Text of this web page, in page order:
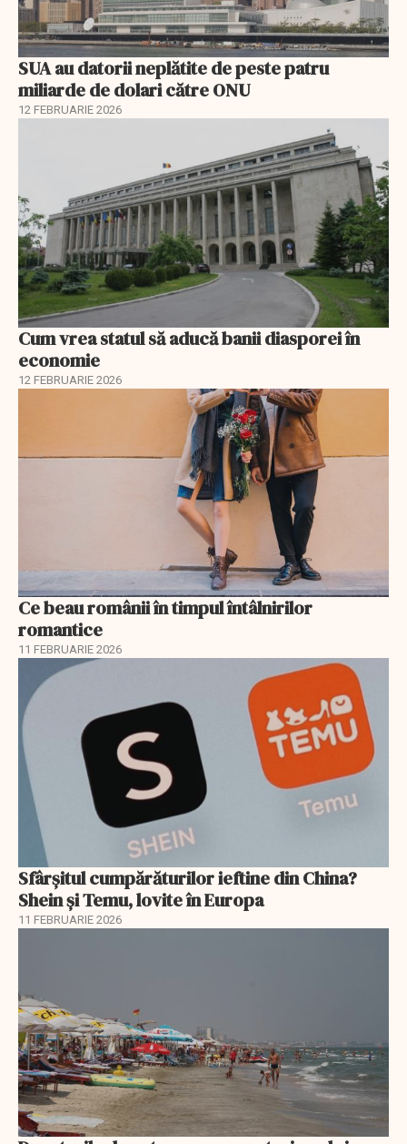
SUA au datorii neplătite de peste patru
miliarde de dolari către ONU
12 FEBRUARIE 2026
Cum vrea statul să aducă banii diasporei în
economie
12 FEBRUARIE 2026
Ce beau românii în timpul întâlnirilor
romantice
11 FEBRUARIE 2026
Sfârșitul cumpărăturilor ieftine din China?
Shein și Temu, lovite în Europa
11 FEBRUARIE 2026